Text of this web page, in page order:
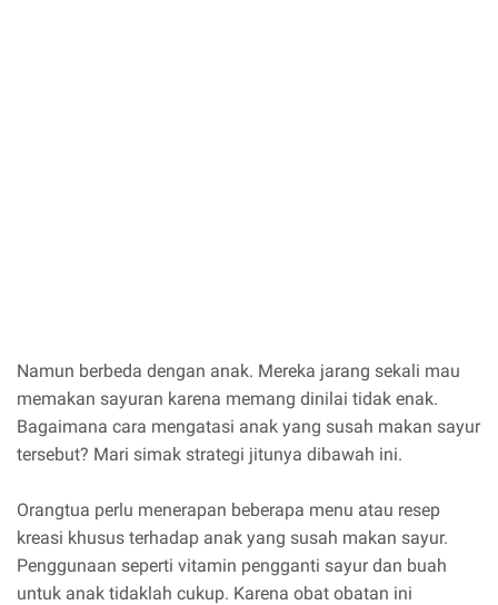
Namun berbeda dengan anak. Mereka jarang sekali mau
memakan sayuran karena memang dinilai tidak enak.
Bagaimana cara mengatasi anak yang susah makan sayur
tersebut? Mari simak strategi jitunya dibawah ini.
Orangtua perlu menerapan beberapa menu atau resep
kreasi khusus terhadap anak yang susah makan sayur.
Penggunaan seperti vitamin pengganti sayur dan buah
untuk anak tidaklah cukup. Karena obat obatan ini